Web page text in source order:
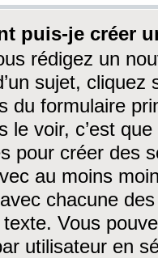
puis-je créer
rédigez un
sujet, cliquez
du formulaire
le voir, c’est
pour créer des
au moins
chacune
Vous
utilisateur en